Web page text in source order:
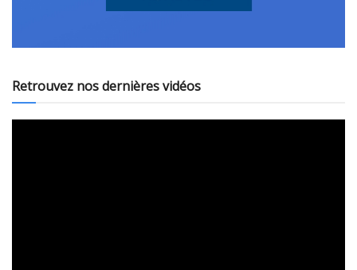
Retrouvez nos dernières vidéos